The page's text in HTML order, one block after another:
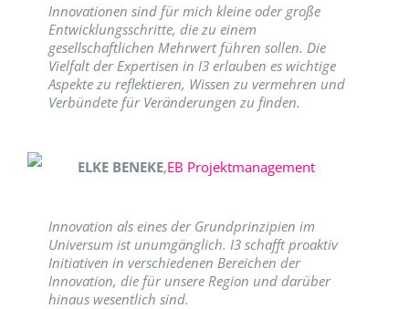
Innovationen sind für mich kleine oder große
Entwicklungsschritte, die zu einem
gesellschaftlichen Mehrwert führen sollen. Die
Vielfalt der Expertisen in I3 erlauben es wichtige
Aspekte zu reflektieren, Wissen zu vermehren und
Verbündete für Veränderungen zu finden.
ELKE BENEKE,EB Projektmanagement
Innovation als eines der Grundprinzipien im
Universum ist unumgänglich. I3 schafft proaktiv
Initiativen in verschiedenen Bereichen der
Innovation, die für unsere Region und darüber
hinaus wesentlich sind.